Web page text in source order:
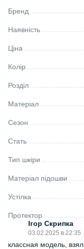
Бренд
Наявність
Ціна
Колір
Розділ
Матеріал
Сезон
Стать
Тип шкіри
Матеріал підошви
Устілка
Протектор
Ігор Скрипка
03.02.2025 в 22:35
классная модель,